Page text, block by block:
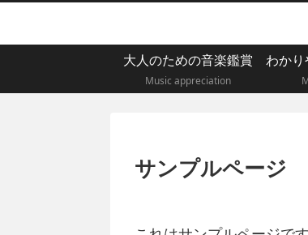
大人のための音楽鑑賞
Music appreciation
わか
サンプルページ